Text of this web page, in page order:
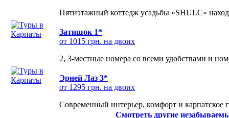
Пятиэтажный коттедж усадьбы «SHULC»
Затишок 1*
от 1015 грн. на двоих
2, 3-местные номера со всеми удобствами и
Эрней Лаз 3*
от 1295 грн. на двоих
Современный интерьер, комфорт и карпатское
Смотреть другие